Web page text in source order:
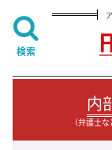
内
（弁護士
検索